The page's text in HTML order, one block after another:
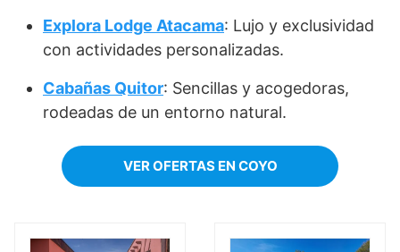
Explora Lodge Atacama: Lujo y exclusividad
con actividades personalizadas.
Cabañas Quitor: Sencillas y acogedoras,
rodeadas de un entorno natural.
VER OFERTAS EN COYO